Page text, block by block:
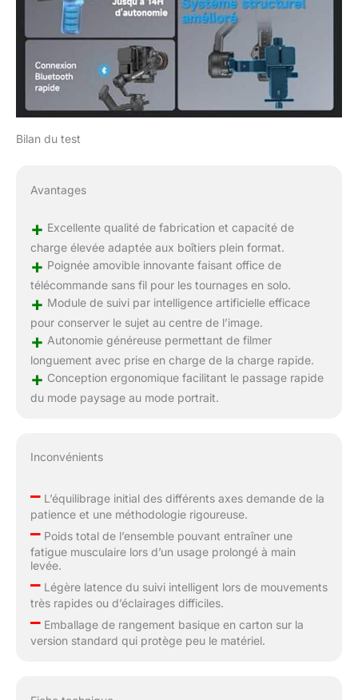
Bilan du test
Avantages
+ Excellente qualité de fabrication et capacité de
charge élevée adaptée aux boîtiers plein format.
+ Poignée amovible innovante faisant office de
télécommande sans fil pour les tournages en solo.
+ Module de suivi par intelligence artificielle efficace
pour conserver le sujet au centre de l’image.
+ Autonomie généreuse permettant de filmer
longuement avec prise en charge de la charge rapide.
+ Conception ergonomique facilitant le passage rapide
du mode paysage au mode portrait.
Inconvénients
–L’équilibrage initial des différents axes demande de la
patience et une méthodologie rigoureuse.
–Poids total de l’ensemble pouvant entraîner une
fatigue musculaire lors d’un usage prolongé à main
levée.
–Légère latence du suivi intelligent lors de mouvements
très rapides ou d’éclairages difficiles.
–Emballage de rangement basique en carton sur la
version standard qui protège peu le matériel.